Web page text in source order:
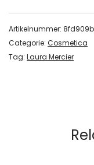
Artikelnummer:
Categorie: Cosmetica
Tag: Laura Mercier